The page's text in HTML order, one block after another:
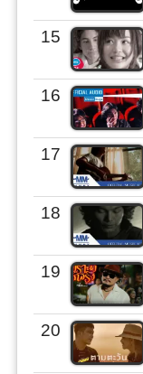
15
16
17
18
19
20